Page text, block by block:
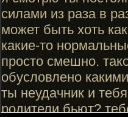
силами из раза в
может быть хоть
какие-то
просто смешно.
обусловлено
ты неудачник и
родители бьют?